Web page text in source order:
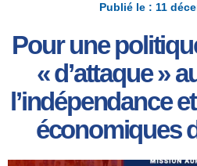
Publié le : 11
Pour une
« d’attaque »
l’indépendance
économiques